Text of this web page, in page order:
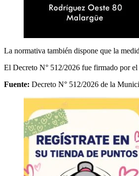
La normativa también dispone que la
El Decreto N° 512/2026 fue firmado por
Fuente: Decreto N° 512/2026 de la